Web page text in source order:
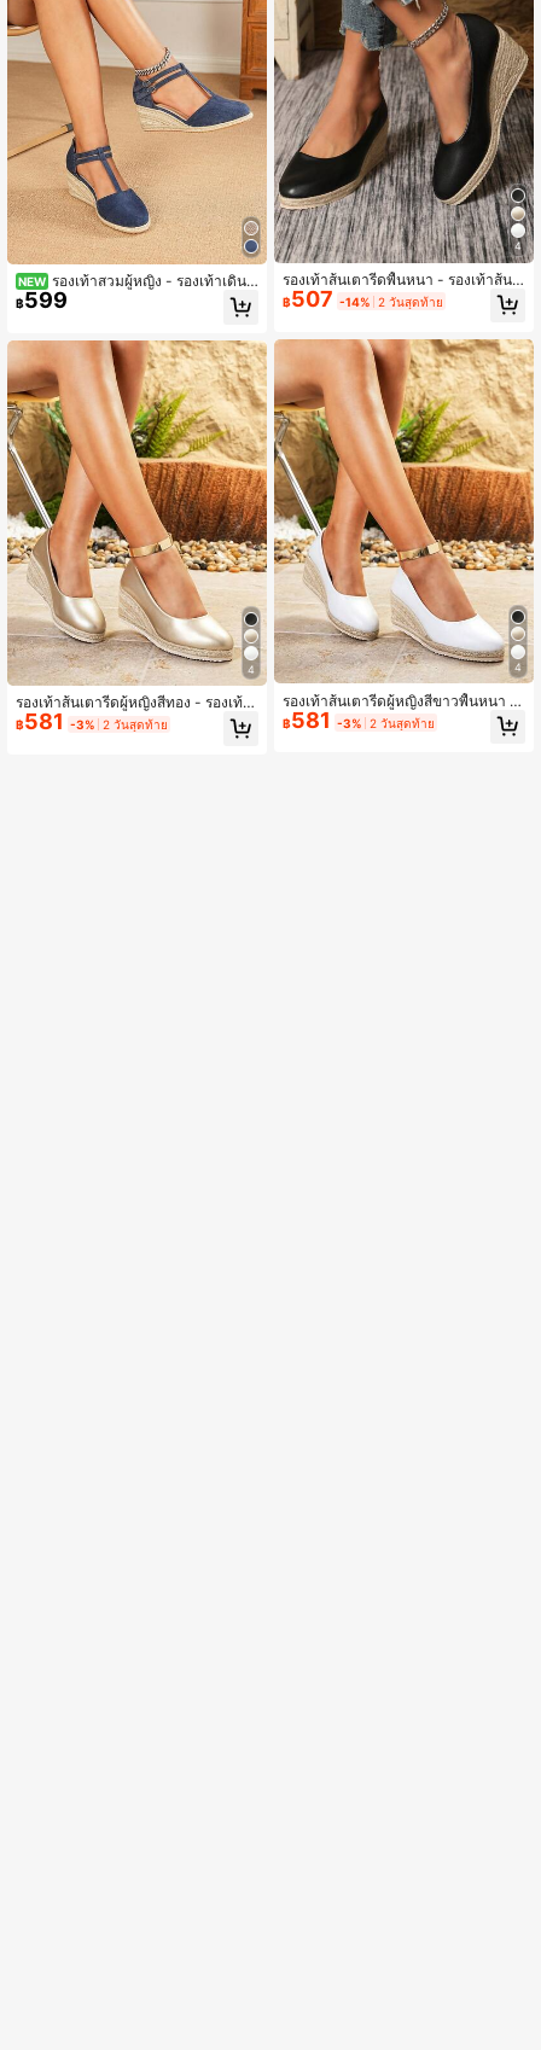
NEW รองเท้าสวมผู้หญิง - รองเท้าเดินท
างประจำวัน - รองเท้าใส่ในบ้านแบบมิ
นิมอล - สไตล์ยุโรปที่หรูหราและทันสมัย
กลางแจ้ง - ซีรีส์ตะวันออกกลาง - สไตล์
เชือกวินเทจ - รองเท้าลำลองอเนกประส
งค์ - รองเท้าแบบมินิมอล - รองเท้าสวม
- รองเท้าฤดูใบไม้ร่วงแบบต่ำ - รองเท้า
ผู้หญิงพื้นหนาส้นเวดจ์
฿599
4
รองเท้าส้นเตารีดผู้หญิงสีทอง - รองเท้า
ส้นเตารีดแบบสวม - วัสดุ PU / หนังสังเ
คราะห์ - ส้นกลมพร้อมแพลตฟอร์มถัก -
฿581 -3% 2 วันสุดท้าย
4
รองเท้าส้นเตารีดพื้นหนา - รองเท้าส้นเ
ตารีดสีดำแบบสวม - วัสดุ PU / หนังเที
ยม - ส้นกลมพื้นถัก - รองเท้าแฟชั่นหรูห
รับวันวาเลนไทน์ ฮาโลวีน ฤดูกาลจบกา
รศึกษา การออกเดท การช้อปปิ้ง การเดิ
นทางประจำวัน งานปาร์ตี้ - รองเท้าส้นเ
ตารีดพื้นหนาสำหรับผู้หญิง
฿507 -14% 2 วันสุดท้าย
4
รองเท้าส้นเตารีดผู้หญิงสีขาวพื้นหนา -
รองเท้าส้นเตารีดแบบสวม - วัสดุ PU /
หนังเทียม - ส้นกลมพร้อมแพลตฟอร์มถั
฿581 -3% 2 วันสุดท้าย